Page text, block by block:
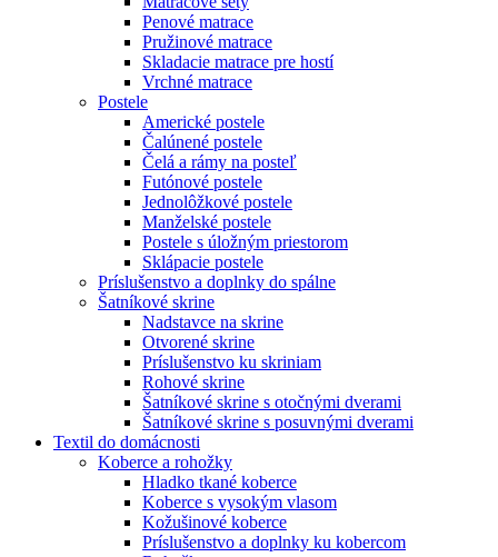
Penové matrace
Pružinové matrace
Skladacie matrace pre hostí
Vrchné matrace
Postele
Americké postele
Čalúnené postele
Čelá a rámy na posteľ
Futónové postele
Jednolôžkové postele
Manželské postele
Postele s úložným priestorom
Sklápacie postele
Príslušenstvo a doplnky do spálne
Šatníkové skrine
Nadstavce na skrine
Otvorené skrine
Príslušenstvo ku skriniam
Rohové skrine
Šatníkové skrine s otočnými dverami
Šatníkové skrine s posuvnými dverami
Textil do domácnosti
Koberce a rohožky
Hladko tkané koberce
Koberce s vysokým vlasom
Kožušinové koberce
Príslušenstvo a doplnky ku kobercom